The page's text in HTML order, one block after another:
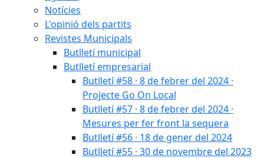
Notícies
L'opinió dels partits
Revistes Municipals
Butlletí municipal
Butlletí empresarial
Butlletí #58 · 8 de febrer del 2024 ·
Projecte Go On Local
Butlletí #57 · 8 de febrer del 2024 ·
Mesures per fer front la sequera
Butlletí #56 · 18 de gener del 2024
Butlletí #55 · 30 de novembre del 2023